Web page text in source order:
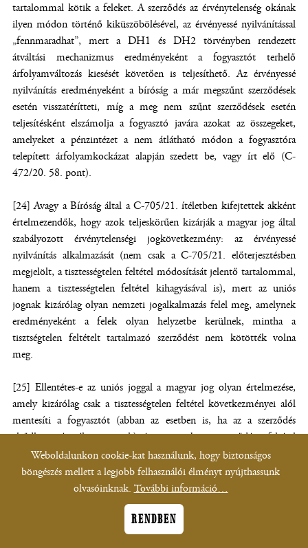
tartalommal kötik a feleket. A szerződés az érvénytelenség okának
ilyen módon történő kiküszöbölésével, az érvényessé nyilvánítással
„fennmaradhat”, mert a DH1 és DH2 törvényben rendezett
átváltási mechanizmus eredményeként a fogyasztót terhelő
árfolyamváltozás kiesését követően is teljesíthető. Az érvényessé
nyilvánítás eredményeként a bíróság a már megszűnt szerződések
esetén visszatérítteti, míg a meg nem szűnt szerződések esetén
teljesítésként elszámolja a fogyasztó javára azokat az összegeket,
amelyeket a pénzintézet a nem átlátható módon a fogyasztóra
telepített árfolyamkockázat alapján szedett be, vagy írt elő (C-
472/20. 58. pont).
[24] Avagy a Bíróság által a C-705/21. ítéletben kifejtettek akként
értelmezendők, hogy azok teljeskörűen kizárják a magyar jog által
szabályozott érvénytelenségi jogkövetkezmény: az érvényessé
nyilvánítás alkalmazását (nem csak a C-705/21. előterjesztésben
megjelölt, a tisztességtelen feltétel módosítását jelentő tartalommal,
hanem a tisztességtelen feltétel kihagyásával is), mert az uniós
jognak kizárólag olyan nemzeti jogalkalmazás felel meg, amelynek
eredményeként a felek olyan helyzetbe kerülnek, mintha a
tisztségtelen feltételt tartalmazó szerződést nem kötötték volna
meg.
[25] Ellentétes-e az uniós joggal a magyar jog olyan értelmezése,
amely kizárólag csak a tisztességtelen feltétel következményei alól
mentesíti a fogyasztót (abban az esetben is, ha az a szerződés
elsődleges tárgyához tartozik), és amennyiben a szerződés e feltétel
kihagyásával (az érvényessé nyilvánítás eredményeként)
fennmaradhat és teljesíthető, az a tisztességtelennek nem minősülő
feltételekkel (ide értve a szerződésben meghatározott kamatot és
esetleges egyéb díjakat) változatlanul köti a feleket.
[26] Avagy az irányelvi célkitűzéseknek kizárólag olyan nemzeti
Weboldalunkon cookie-kat használunk, hogy biztonságos
böngészés mellett a legjobb felhasználói élményt nyújthassunk
olvasóinknak. További információ…
RENDBEN